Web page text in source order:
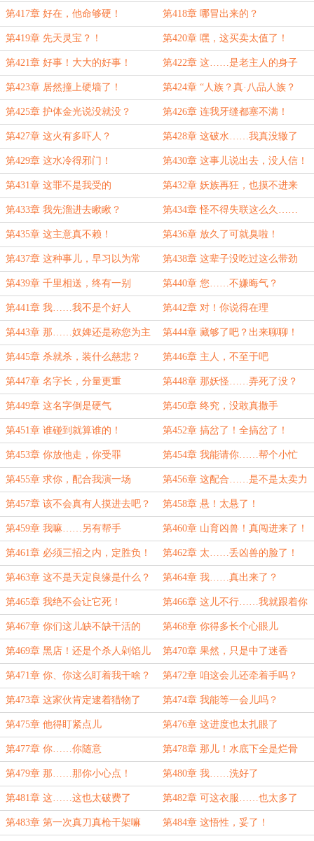
第417章 好在，他命够硬！ 第418章 哪冒出来的？
第419章 先天灵宝？！ 第420章 嘿，这买卖太值了！
第421章 好事！大大的好事！ 第422章 这……是老主人的身子
第423章 居然撞上硬墙了！ 第424章 “人族？真·八品人族？
第425章 护体金光说没就没？ 第426章 连我牙缝都塞不满！
第427章 这火有多吓人？ 第428章 这破水……我真没辙了
第429章 这水冷得邪门！ 第430章 这事儿说出去，没人信！
第431章 这罪不是我受的 第432章 妖族再狂，也摸不进来
第433章 我先溜进去瞅瞅？ 第434章 怪不得失联这么久……
第435章 这主意真不赖！ 第436章 放久了可就臭啦！
第437章 这种事儿，早习以为常 第438章 这辈子没吃过这么带劲
的！
第439章 千里相送，终有一别 第440章 您……不嫌晦气？
第441章 我……我不是个好人 第442章 对！你说得在理
第443章 那……奴婢还是称您为主
人
第444章 藏够了吧？出来聊聊！
第445章 杀就杀，装什么慈悲？ 第446章 主人，不至于吧
第447章 名字长，分量更重 第448章 那妖怪……弄死了没？
第449章 这名字倒是硬气 第450章 终究，没敢真撒手
第451章 谁碰到就算谁的！ 第452章 搞岔了！全搞岔了！
第453章 你放他走，你受罪 第454章 我能请你……帮个小忙
吗？
第455章 求你，配合我演一场 第456章 这配合……是不是太卖力
了点？
第457章 该不会真有人摸进去吧？ 第458章 悬！太悬了！
第459章 我嘛……另有帮手 第460章 山育凶兽！真闯进来了！
第461章 必须三招之内，定胜负！ 第462章 太……丢凶兽的脸了！
第463章 这不是天定良缘是什么？ 第464章 我……真出来了？
第465章 我绝不会让它死！ 第466章 这儿不行……我就跟着你
第467章 你们这儿缺不缺干活的
人？
第468章 你得多长个心眼儿
第469章 黑店！还是个杀人剁馅儿
的黑店！
第470章 果然，只是中了迷香
第471章 你、你这么盯着我干啥？ 第472章 咱这会儿还牵着手吗？
第473章 这家伙肯定逮着猎物了 第474章 我能等一会儿吗？
第475章 他得盯紧点儿 第476章 这进度也太扎眼了
第477章 你……你随意 第478章 那儿！水底下全是烂骨
头！
第479章 那……那你小心点！ 第480章 我……洗好了
第481章 这……这也太破费了 第482章 可这衣服……也太多了
吧？
第483章 第一次真刀真枪干架嘛 第484章 这悟性，妥了！